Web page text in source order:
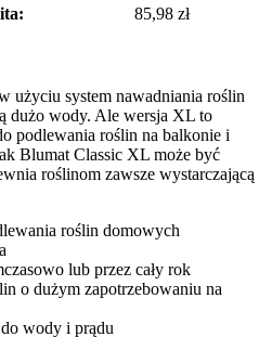
85,98 zł
użyciu system nawadniania roślin
dużo wody. Ale wersja XL to
podlewania roślin na balkonie i
Blumat Classic XL może być
roślinom zawsze wystarczającą
roślin domowych
lub przez cały rok
o dużym zapotrzebowaniu na
do wody i prądu